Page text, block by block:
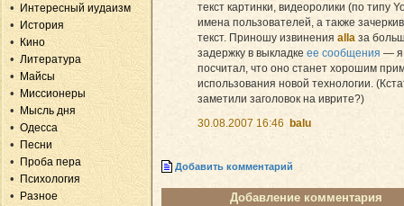
Интересный иудаизм
История
Кино
Литература
Майсы
Миссионеры
Мысль дня
Одесса
Песни
Проба пера
Психология
Разное
текст картинки, видеоролики (по типу
имена пользователей, а также
текст. Приношу извинения alla за
задержку в выкладке ее сообщения — я
посчитал, что оно станет хорошим
использования новой технологии.
заметили заголовок на иврите?)
30.08.2007 16:46
balu
Добавить комментарий
Добавление комментария